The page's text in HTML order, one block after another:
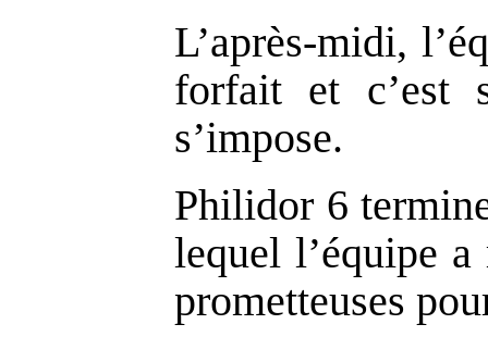
L’après-midi,
forfait et c’est
s’impose.
Philidor 6
lequel l’équipe
prometteuses